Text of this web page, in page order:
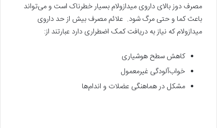
مصرف دوز بالای داروی میدازولام بسیار خطرناک است و می‌تواند
باعث کما و حتی مرگ شود. علائم مصرف بیش از حد داروی
میدازولام که نیاز به دریافت کمک اضطراری دارد عبارتند از:
کاهش سطح هوشیاری
خواب‌آلودگی غیرمعمول
مشکل در هماهنگی عضلات و اندام‌ها